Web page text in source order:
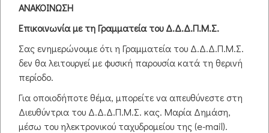
pdf
Απολογισμός Εσόδων-Εξόδων 2022 (Κ.Ε. 60078)
pdf
Απολογισμός Εσόδων-Εξόδων 2022 (Κ.Ε. 81624)
pdfΑπολογισμός Εσόδων-Εξόδων 2022 (Κ.Ε. 82228) ( pdf )
ΑΝΑΚΟΙΝΩΣΗ
Επικοινωνία με τη Γραμματεία του Δ.Δ.Δ.Π.Μ.Σ.
Σας ενημερώνουμε ότι η Γραμματεία του Δ.Δ.Δ.Π.Μ.Σ.
δεν θα λειτουργεί με φυσική παρουσία κατά τη θερινή
περίοδο.
Για οποιοδήποτε θέμα, μπορείτε να απευθύνεστε στη
Διευθύντρια του Δ.Δ.Δ.Π.Μ.Σ. κας. Μαρία Δημάση,
μέσω του ηλεκτρονικού ταχυδρομείου της (e-mail).